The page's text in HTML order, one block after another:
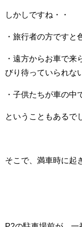
しかしですね・・
・旅行者の方ですと
・遠方からお車で来
びり待っていられな
・子供たちが車の中
ということもあるで
そこで、満車時に起